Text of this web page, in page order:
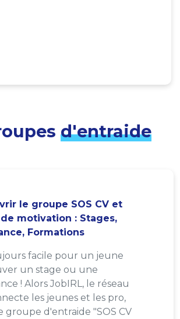
d'entraide
le groupe SOS CV et
motivation : Stages,
Formations
facile pour un jeune
un stage ou une
! Alors JobIRL, le réseau
les jeunes et les pro,
groupe d'entraide "SOS CV